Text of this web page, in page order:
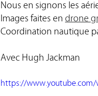
Nous en signons les
Images faites en drone
Coordination nautique
Avec Hugh Jackman
https://www.youtube.com/